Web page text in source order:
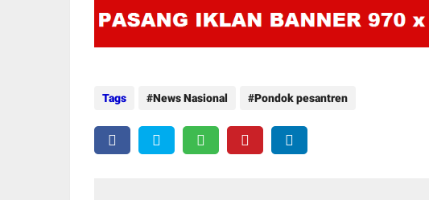
Tags News Nasional Pondok pesantren